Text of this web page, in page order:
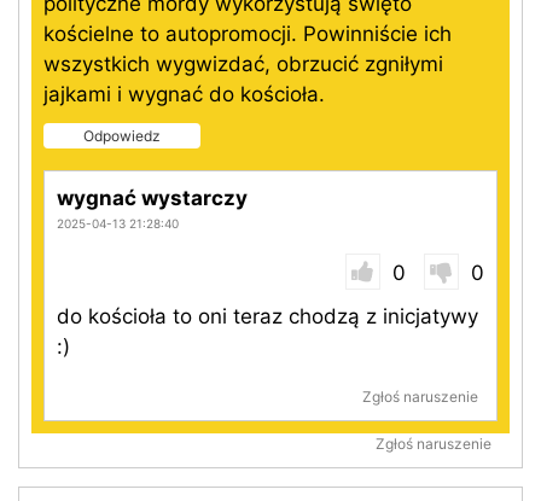
kościelne to autopromocji. Powinniście ich
wszystkich wygwizdać, obrzucić zgniłymi
jajkami i wygnać do kościoła.
Odpowiedz
wygnać wystarczy
2025-04-13 21:28:40
0
0
do kościoła to oni teraz chodzą z inicjatywy
:)
Zgłoś naruszenie
Zgłoś naruszenie